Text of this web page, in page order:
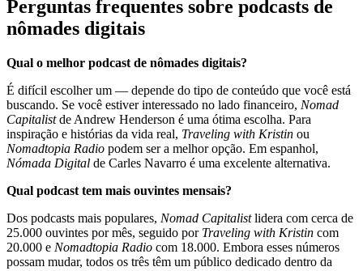
Perguntas frequentes sobre podcasts de
nômades digitais
Qual o melhor podcast de nômades digitais?
É difícil escolher um — depende do tipo de conteúdo que você está
buscando. Se você estiver interessado no lado financeiro, Nomad
Capitalistde Andrew Henderson é uma ótima escolha. Para
inspiração e histórias da vida real, Traveling with Kristin ou
Nomadtopia Radio podem ser a melhor opção. Em espanhol,
Nómada Digital de Carles Navarro é uma excelente alternativa.
Qual podcast tem mais ouvintes mensais?
Dos podcasts mais populares, Nomad Capitalistlidera com cerca de
25.000 ouvintes por mês, seguido por Traveling with Kristin com
20.000 e Nomadtopia Radio com 18.000. Embora esses números
possam mudar, todos os três têm um público dedicado dentro da